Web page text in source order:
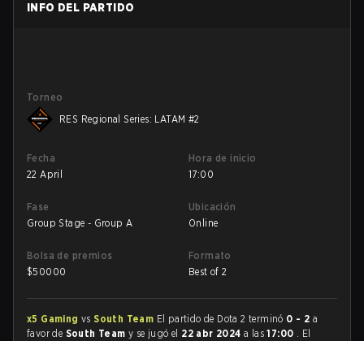
INFO DEL PARTIDO
Torneo
RES Regional Series: LATAM #2
Fecha
22 April
Hora de inicio
17:00
Fase
Group Stage - Group A
Ubicación
Online
Bolsa de premios
$50000
Formato
Best of 2
x5 Gaming vs South Team El partido de Dota 2 terminó 0 - 2 a
favor de South Teamy se jugó el 22 abr 2024a las17:00 . El